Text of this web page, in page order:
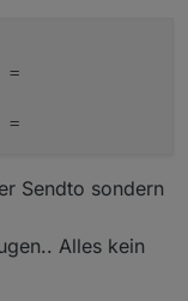
Sendto sondern
Alles kein